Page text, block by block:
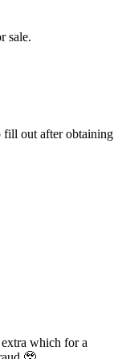
sale.
fill out after obtaining
which for a